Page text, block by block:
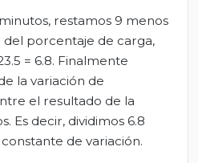
restamos 9 menos
del porcentaje de carga,
= 6.8. Finalmente
la variación de
el resultado de la
Es decir, dividimos 6.8
de variación.